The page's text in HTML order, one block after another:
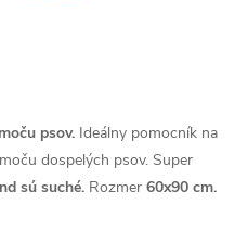
psov. Ideálny pomocník na
dospelých psov. Super
sú suché. Rozmer 60x90 cm.